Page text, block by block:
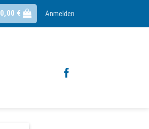
0,00 € Anmelden